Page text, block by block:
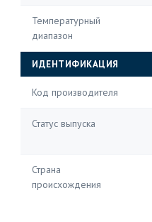
Температурный
диапазон
ИДЕНТИФИКАЦИЯ
Код производителя
Статус выпуска
Страна
происхождения